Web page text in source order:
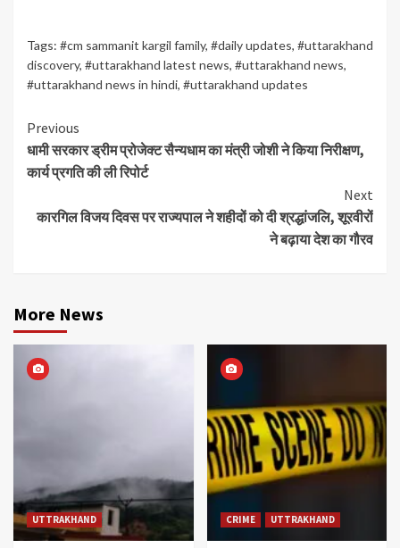
Tags: #cm sammanit kargil family, #daily updates, #uttarakhand
discovery, #uttarakhand latest news, #uttarakhand news,
#uttarakhand news in hindi, #uttarakhand updates
Continue
Reading
Previous
धामी सरकार ड्रीम प्रोजेक्ट सैन्यधाम का मंत्री जोशी ने किया निरीक्षण,
कार्य प्रगति की ली रिपोर्ट
Next
कारगिल विजय दिवस पर राज्यपाल ने शहीदों को दी श्रद्धांजलि, शूरवीरों
ने बढ़ाया देश का गौरव
More News
UTTRAKHAND CRIME UTTRAKHAND